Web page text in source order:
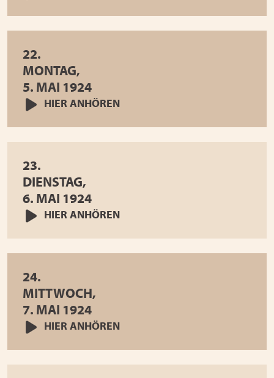
22.
MONTAG,
5. MAI 1924
HIER ANHÖREN
23.
DIENSTAG,
6. MAI 1924
HIER ANHÖREN
24.
MITTWOCH,
7. MAI 1924
HIER ANHÖREN